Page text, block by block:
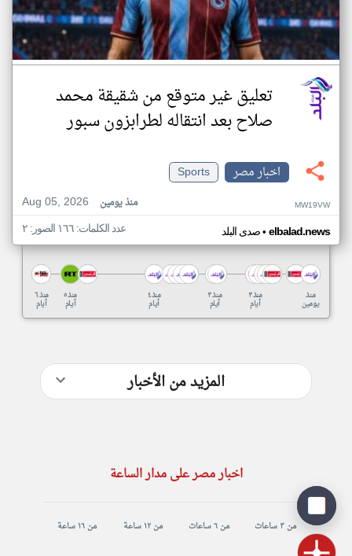
تعليق غير متوقع من شقيقة محمد
صلاح بعد انتقاله لطرابزون سبور
اخبار مصر
Sports
Aug 05, 2026
منذ يومين MW19VW
صدى البلد• elbalad.news عدد الكلمات: ١٦٦ الصور: ٢
منذ ٦
أيام
منذ ٥
أيام
منذ ٤
أيام
منذ ٣
أيام
منذ ٣
أيام
منذ
يومين
المزيد من الأخبار
اخبار مصر على مدار الساعة
من ٣ ساعات من ٦ ساعات من ١٢ ساعة من ١٦ ساعة